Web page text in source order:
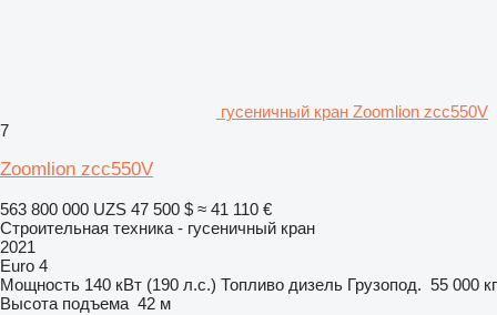
гусеничный кран Zoomlion zcc550V
7
Zoomlion zcc550V
563 800 000 UZS 47 500 $ ≈ 41 110 €
Строительная техника - гусеничный кран
2021
Euro 4
Мощность 140 кВт (190 л.с.) Топливо дизель Грузопод. 55 000 кг
Высота подъема 42 м